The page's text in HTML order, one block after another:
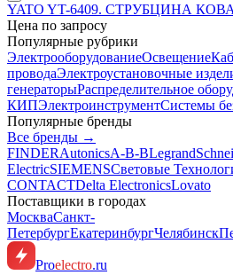
YATO YT-6409. СТРУБЦИНА
Цена по запросу
Популярные рубрики
ЭлектрооборудованиеОсвещение
проводаЭлектроустановочные
генераторыРаспределительное
КИПЭлектроинструментСистемы
Популярные бренды
Все бренды →
FINDERAutonicsA-B-BLegrand
ElectricSIEMENSСветовые
CONTACTDelta ElectronicsLovato
Поставщики в городах
МоскваСанкт-
ПетербургЕкатеринбургЧелябинск
Proelectro.ru